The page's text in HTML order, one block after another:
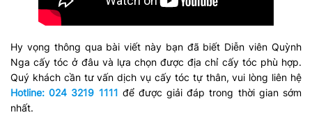
Hy vọng thông qua bài viết này bạn đã biết Diễn viên Quỳnh
Nga cấy tóc ở đâu và lựa chọn được địa chỉ cấy tóc phù hợp.
Quý khách cần tư vấn dịch vụ cấy tóc tự thân, vui lòng liên hệ
Hotline: 024 3219 1111 để được giải đáp trong thời gian sớm
nhất.